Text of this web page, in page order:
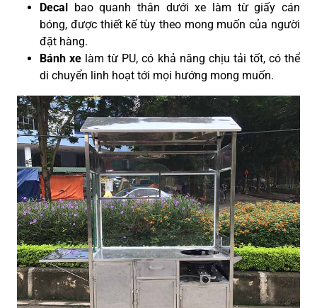
Decal
bao quanh thân dưới xe làm từ giấy cán
bóng, được thiết kế tùy theo mong muốn của người
đặt hàng.
Bánh xe làm từ PU, có khả năng chịu tải tốt, có thể
di chuyển linh hoạt tới mọi hướng mong muốn.